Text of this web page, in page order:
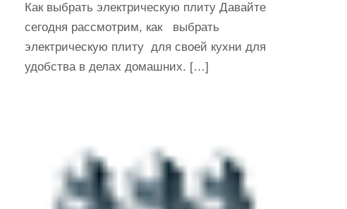
Как выбрать электрическую плиту Давайте
сегодня рассмотрим, как выбрать
электрическую плиту для своей кухни для
удобства в делах домашних. […]